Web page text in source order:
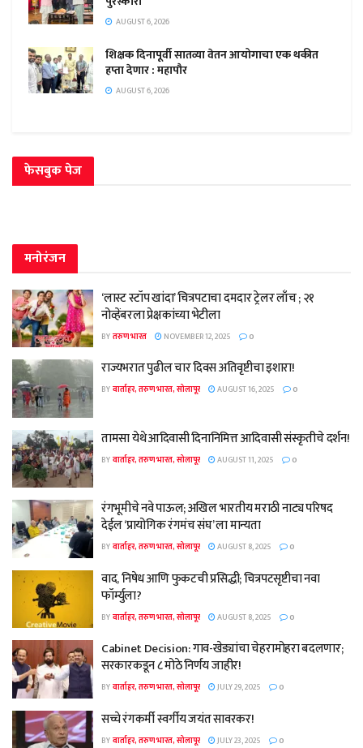
AUGUST 6, 2026
शिक्षक दिनापूर्वी सातव्या वेतन आयोगाचा एक थकीत
हप्ता देणार : महापौर
AUGUST 6, 2026
फेसबुक पेज
मनोरंजन
‘लास्ट स्टॉप खांदा’ चित्रपटाचा दमदार ट्रेलर लाँच ; २१
नोव्हेंबरला प्रेक्षकांच्या भेटीला
BYतरुण भारत NOVEMBER 12, 2025 0
राज्यभरात पुढील चार दिवस अतिवृष्टीचा इशारा!
BYवार्ताहर, तरुण भारत, सोलापूर AUGUST 16, 2025 0
तामसा येथे आदिवासी दिनानिमित्त आदिवासी संस्कृतीचे दर्शन!
BYवार्ताहर, तरुण भारत, सोलापूर AUGUST 11, 2025 0
रंगभूमीचे नवे पाऊल; अखिल भारतीय मराठी नाट्य परिषद
देईल ‘प्रायोगिक रंगमंच संघ’ ला मान्यता
BYवार्ताहर, तरुण भारत, सोलापूर AUGUST 8, 2025 0
वाद, निषेध आणि फुकटची प्रसिद्धी; चित्रपटसृष्टीचा नवा
फॉर्म्युला?
BYवार्ताहर, तरुण भारत, सोलापूर AUGUST 8, 2025 0
Cabinet Decision: गाव-खेड्यांचा चेहरामोहरा बदलणार;
सरकारकडून ८ मोठे निर्णय जाहीर!
BYवार्ताहर, तरुण भारत, सोलापूर JULY 29, 2025 0
सच्चे रंगकर्मी स्वर्गीय जयंत सावरकर!
BYवार्ताहर, तरुण भारत, सोलापूर JULY 23, 2025 0